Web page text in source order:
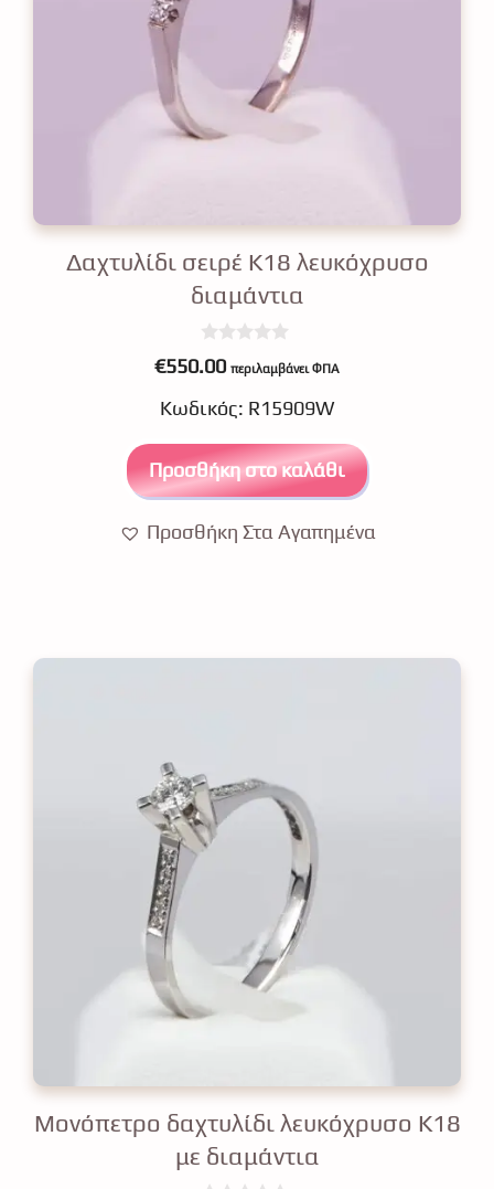
Δαχτυλίδι σειρέ Κ18 λευκόχρυσο
διαμάντια
0
o
t
5
€550.00 περιλαμβάνει ΦΠΑ
Κωδικός: R15909W
Προσθήκη στο καλάθι
Προσθήκη Στα Αγαπημένα
Μονόπετρο δαχτυλίδι λευκόχρυσο Κ18
με διαμάντια